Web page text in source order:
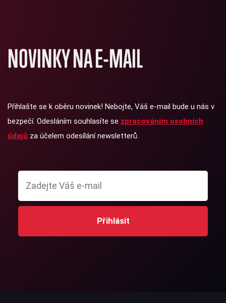
NOVINKY NA E-MAIL
Přihlašte se k oběru novinek! Nebojte, Váš e-mail bude u nás v
bezpečí. Odesláním souhlasíte se zpracováním osobních
údajů za účelem odesílání newsletterů.
Přihlásit